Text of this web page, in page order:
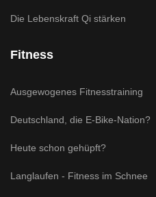
Die Lebenskraft Qi stärken
Fitness
Ausgewogenes Fitnesstraining
Deutschland, die E-Bike-Nation?
Heute schon gehüpft?
Langlaufen - Fitness im Schnee